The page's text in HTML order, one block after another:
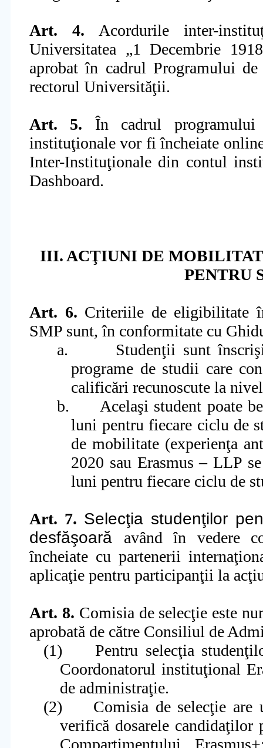
Art. 4. Acordurile inter-
Universitatea „1 Decembrie
aprobat în cadrul Programului
rectorul Universităţii.
Art. 5. În cadrul programului
instituţionale vor fi încheiate
Inter-Instituţionale din contul
Dashboard.
III. ACŢIUNI DE
PENTRU
Art. 6. Criteriile de eligibilitate
SMP sunt, în conformitate cu
a.
Studenţii sunt înscriş
programe de studii care
calificări recunoscute la
b.
Acelaşi student poate
luni pentru fiecare ciclu de
de mobilitate (experienţa
2020 sau Erasmus – LLP
luni pentru fiecare ciclu de
Art. 7. Selecţia studenţilor
desfăşoară
având în vedere
încheiate cu partenerii
aplicaţie pentru participanţii la
Art. 8. Comisia de selecţie este
aprobată de către Consiliul de
(1)
Pentru selecţia
Coordonatorul instituţional
de administraţie.
(2)
Comisia de selecţie are
verifică dosarele
Compartimentului